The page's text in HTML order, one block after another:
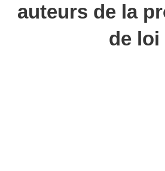
auteurs de la
de loi